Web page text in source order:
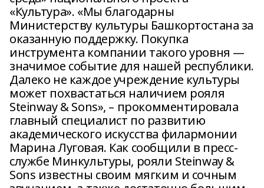
«Культура». «Мы благодарны
Министерству культуры Башкортостана за
оказанную поддержку. Покупка
инструмента компании такого уровня —
значимое событие для нашей республики.
Далеко не каждое учреждение культуры
может похвастаться наличием рояля
Steinway & Sons», – прокомментировала
главный специалист по развитию
академического искусства филармонии
Марина Луговая. Как сообщили в пресс-
службе Минкультуры, рояли Steinway &
Sons известны своим мягким и сочным